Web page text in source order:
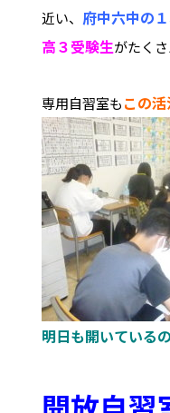
近い、 府中六中の
高３受験生がたく
専用自習室もこの
明日も開いている